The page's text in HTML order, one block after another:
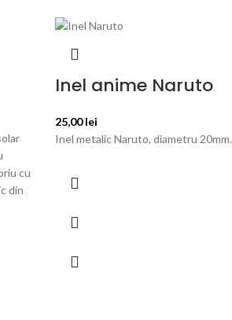
cu
din
Inel anime Naruto
25,00lei
Inel metalic Naruto, diametru 20mm.